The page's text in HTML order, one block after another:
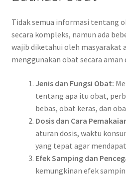
Tidak semua informasi tentang
secara kompleks, namun ada
wajib diketahui oleh masyarakat
menggunakan obat secara aman
Jenis dan Fungsi Obat:
tentang apa itu obat,
bebas, obat keras, dan
Dosis dan Cara
aturan dosis, waktu
yang tepat agar
Efek Samping dan
kemungkinan efek